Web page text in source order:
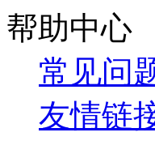
帮助中心
常见问
友情链